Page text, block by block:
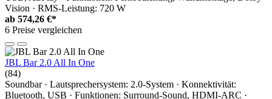
Vision · RMS-Leistung: 720 W
ab 574,26 €*
6 Preise vergleichen
JBL Bar 2.0 All In One
(84)
Soundbar · Lautsprechersystem: 2.0-System · Konnektivität:
Bluetooth, USB · Funktionen: Surround-Sound, HDMI-ARC ·